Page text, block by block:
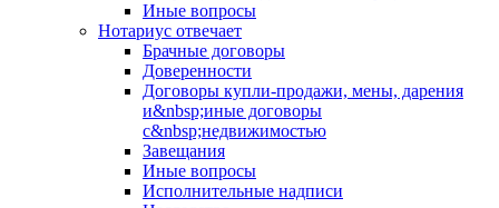
Иные вопросы
Нотариус отвечает
Брачные договоры
Доверенности
Договоры купли-продажи, мены, дарения
и&nbsp;иные договоры
с&nbsp;недвижимостью
Завещания
Иные вопросы
Исполнительные надписи